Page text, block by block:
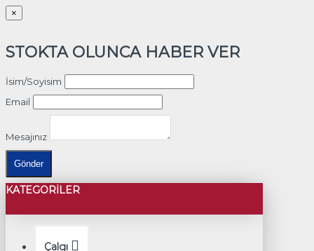
×
STOKTA OLUNCA HABER VER
İsim/Soyisim
Email
Mesajınız
Gönder
KATEGORILER
Çalgı